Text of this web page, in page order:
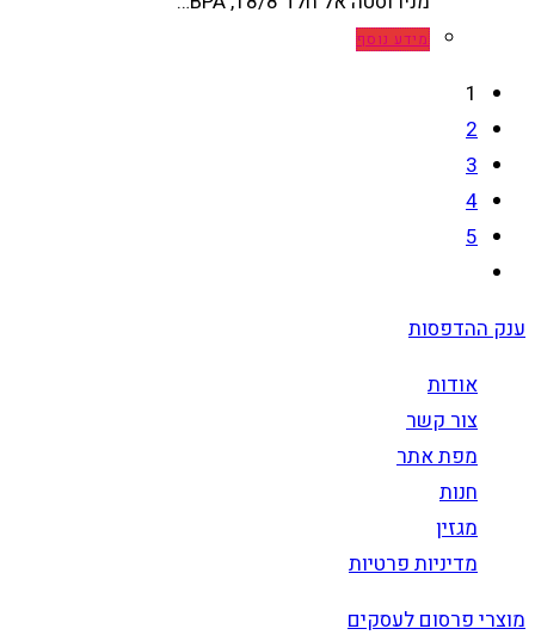
מידע נוסף
1
2
3
4
5
ענק ההדפסות
אודות
צור קשר
מפת אתר
חנות
מגזין
מדיניות פרטיות
מוצרי פרסום לעסקים